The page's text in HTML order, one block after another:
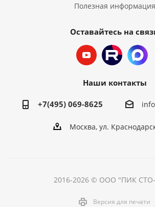
Полезная информация
Оставайтесь на
Наши контакты
+7(495) 069-8625
Москва, ул.
2016-2026 © ООО "ПИК
Версия для печати